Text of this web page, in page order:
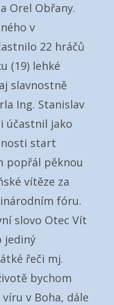
Orel Obřany.
v
22 hráčů
(19) lehké
slavnostně
Ing. Stanislav
účastnil jako
start
popřál pěknou
vítěze za
fóru.
slovo Otec Vít
jediný
řeči mj.
bychom
v Boha, dále